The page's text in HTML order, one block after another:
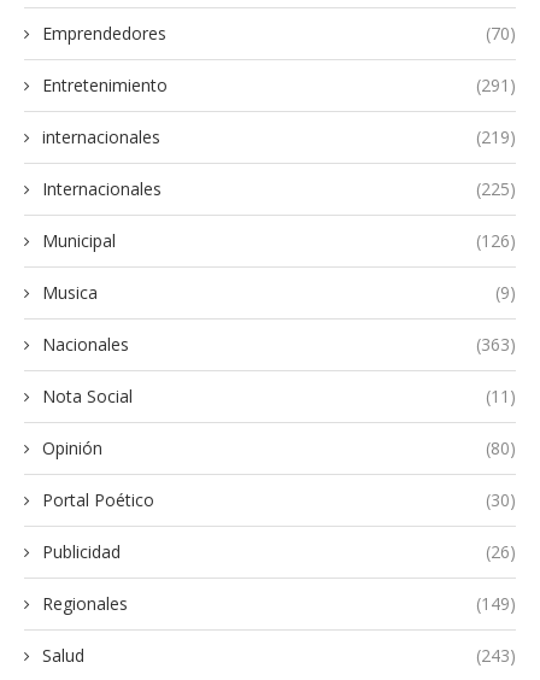
Emprendedores (70)
Entretenimiento (291)
internacionales (219)
Internacionales (225)
Municipal (126)
Musica (9)
Nacionales (363)
Nota Social (11)
Opinión (80)
Portal Poético (30)
Publicidad (26)
Regionales (149)
Salud (243)